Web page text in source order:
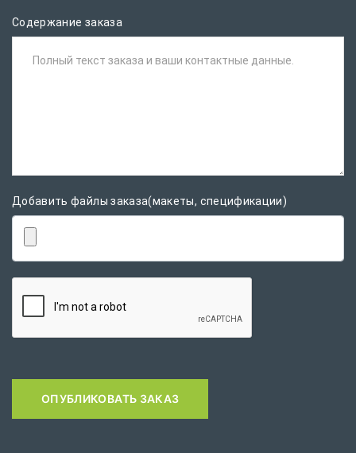
Содержание заказа
Полный текст заказа и ваши контактные данные.
Добавить файлы заказа(макеты, спецификации)
ОПУБЛИКОВАТЬ ЗАКАЗ